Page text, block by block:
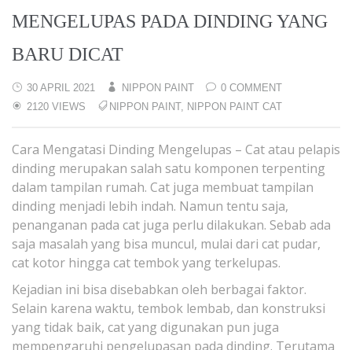
MENGELUPAS PADA DINDING YANG
BARU DICAT
30 APRIL 2021 NIPPON PAINT
0 COMMENT
2120 VIEWS
NIPPON PAINT, NIPPON PAINT CAT
Cara Mengatasi Dinding Mengelupas – Cat atau pelapis
dinding merupakan salah satu komponen terpenting
dalam tampilan rumah. Cat juga membuat tampilan
dinding menjadi lebih indah. Namun tentu saja,
penanganan pada cat juga perlu dilakukan. Sebab ada
saja masalah yang bisa muncul, mulai dari cat pudar,
cat kotor hingga cat tembok yang terkelupas.
Kejadian ini bisa disebabkan oleh berbagai faktor.
Selain karena waktu, tembok lembab, dan konstruksi
yang tidak baik, cat yang digunakan pun juga
mempengaruhi pengelupasan pada dinding. Terutama